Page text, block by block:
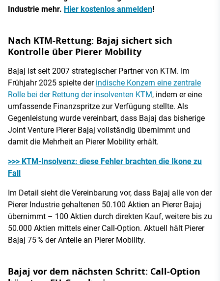
Industrie mehr. Hier kostenlos anmelden!
Nach KTM-Rettung: Bajaj sichert sich
Kontrolle über Pierer Mobility
Bajaj ist seit 2007 strategischer Partner von KTM. Im
Frühjahr 2025 spielte der indische Konzern eine zentrale
Rolle bei der Rettung der insolventen KTM, indem er eine
umfassende Finanzspritze zur Verfügung stellte. Als
Gegenleistung wurde vereinbart, dass Bajaj das bisherige
Joint Venture Pierer Bajaj vollständig übernimmt und
damit die Mehrheit an Pierer Mobility erhält.
>>> KTM-Insolvenz: diese Fehler brachten die Ikone zu
Fall
Im Detail sieht die Vereinbarung vor, dass Bajaj alle von der
Pierer Industrie gehaltenen 50.100 Aktien an Pierer Bajaj
übernimmt – 100 Aktien durch direkten Kauf, weitere bis zu
50.000 Aktien mittels einer Call-Option. Aktuell hält Pierer
Bajaj 75 % der Anteile an Pierer Mobility.
Bajaj vor dem nächsten Schritt: Call-Option